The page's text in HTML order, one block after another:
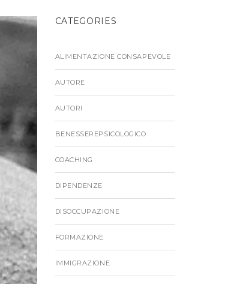
CATEGORIES
ALIMENTAZIONE CONSAPEVOLE
AUTORE
AUTORI
BENESSEREPSICOLOGICO
COACHING
DIPENDENZE
DISOCCUPAZIONE
FORMAZIONE
IMMIGRAZIONE